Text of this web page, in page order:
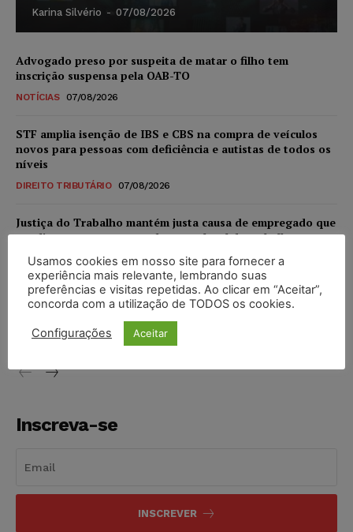
Karina Silvério - 07/08/2026
Advogado preso por suspeita de matar o filho tem
inscrição suspensa pela OAB-TO
NOTÍCIAS 07/08/2026
STF amplia isenção de IBS e CBS na compra de veículos
novos para pessoas com deficiência e autistas de todos os
níveis
DIREITO TRIBUTÁRIO 07/08/2026
Justiça do Trabalho mantém justa causa de empregado que
vendia canetas emagrecedoras no local de trabalho
NOTÍCIAS 07/08/2026
Justiça de SP decreta prisão de suspeito investigado na
morte de advogado
NOTÍCIAS 07/08/2026
Inscreva-se
INSCREVER
Usamos cookies em nosso site para fornecer a
experiência mais relevante, lembrando suas
preferências e visitas repetidas. Ao clicar em “Aceitar”,
concorda com a utilização de TODOS os cookies.
Configurações Aceitar